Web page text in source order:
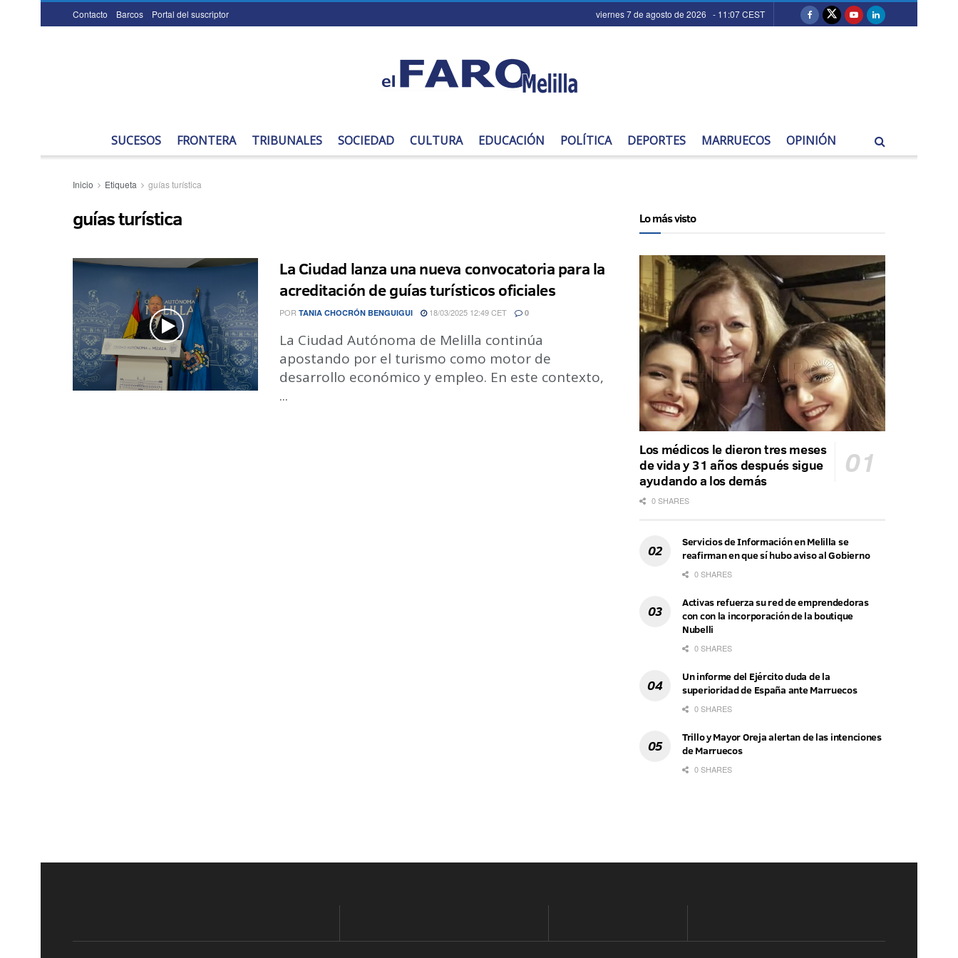
Contacto Barcos Portal del suscriptor viernes 7 de agosto de 2026 - 11:07 CEST
SUCESOS FRONTERA TRIBUNALES SOCIEDAD CULTURA EDUCACIÓN POLÍTICA DEPORTES MARRUECOS OPINIÓN
Inicio Etiqueta guías turística
guías turística
La Ciudad lanza una nueva convocatoria para la
acreditación de guías turísticos oficiales
POR TANIA CHOCRÓN BENGUIGUI 18/03/2025 12:49 CET 0
La Ciudad Autónoma de Melilla continúa
apostando por el turismo como motor de
desarrollo económico y empleo. En este contexto,
...
Lo más visto
Los médicos le dieron tres meses
de vida y 31 años después sigue
ayudando a los demás
0 SHARES
Servicios de Información en Melilla se
reafirman en que sí hubo aviso al Gobierno
0 SHARES
Activas refuerza su red de emprendedoras
con con la incorporación de la boutique
Nubelli
0 SHARES
Un informe del Ejército duda de la
superioridad de España ante Marruecos
0 SHARES
Trillo y Mayor Oreja alertan de las intenciones
de Marruecos
0 SHARES